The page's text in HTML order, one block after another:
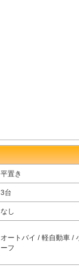
平置き
3台
なし
オートバイ / 軽自動車 /
ーフ